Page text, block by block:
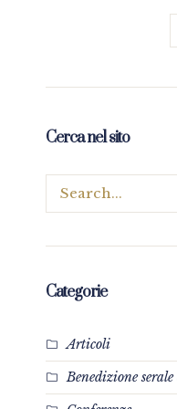
Cerca nel sito
Categorie
Articoli
Benedizione